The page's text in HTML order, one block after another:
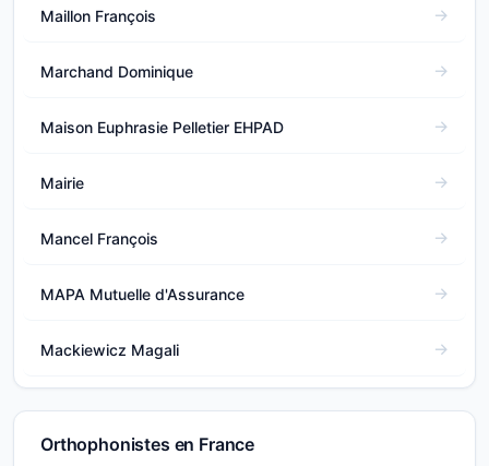
Maillon François
Marchand Dominique
Maison Euphrasie Pelletier EHPAD
Mairie
Mancel François
MAPA Mutuelle d'Assurance
Mackiewicz Magali
Orthophonistes en France